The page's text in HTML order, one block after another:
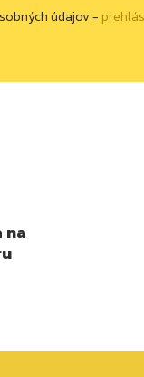
údajov -
na